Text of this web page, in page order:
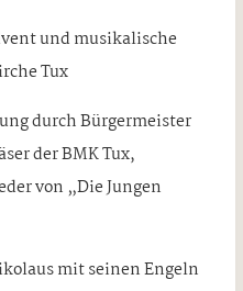
und musikalische
Tux
durch Bürgermeister
der BMK Tux,
von „Die Jungen
mit seinen Engeln